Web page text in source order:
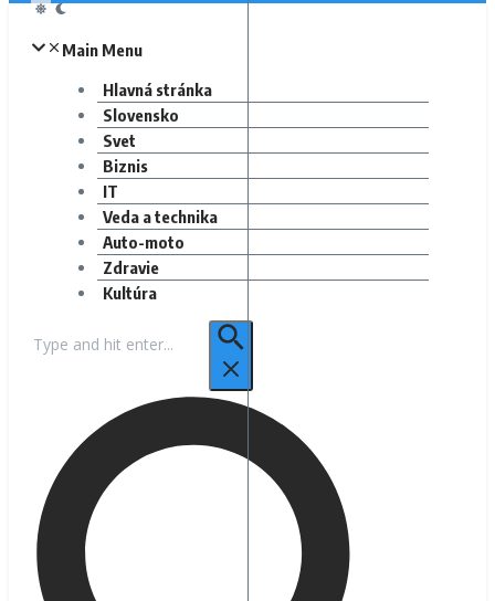
Main Menu
Hlavná stránka
Slovensko
Svet
Biznis
IT
Veda a technika
Auto-moto
Zdravie
Kultúra